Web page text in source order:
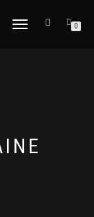
DÉPLIER
0